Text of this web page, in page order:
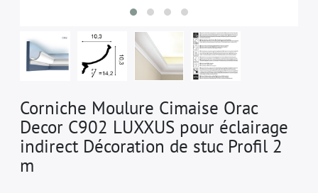
Corniche Moulure Cimaise Orac
Decor C902 LUXXUS pour éclairage
indirect Décoration de stuc Profil 2
m